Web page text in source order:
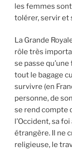
les femmes
tolérer, servir et
La Grande
rôle très
se passe
tout le bagage
survivre (en
personne, de
se rend compte
l’Occident, sa
étrangère. Il ne
religieuse, le